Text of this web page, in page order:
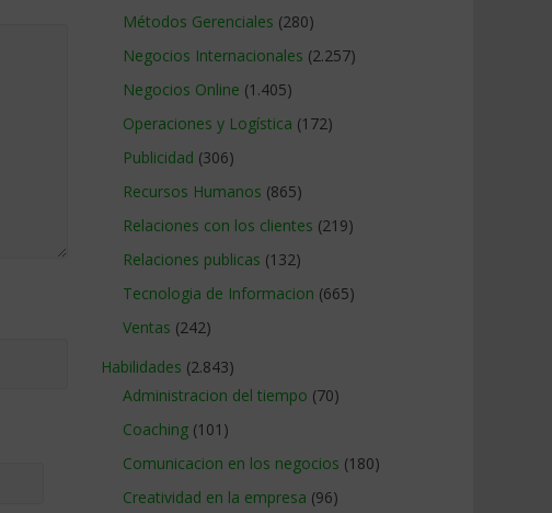
Métodos Gerenciales (280)
Negocios Internacionales (2.257)
Negocios Online (1.405)
Operaciones y Logística (172)
Publicidad (306)
Recursos Humanos (865)
Relaciones con los clientes (219)
Relaciones publicas (132)
Tecnologia de Informacion (665)
Ventas (242)
Habilidades (2.843)
Administracion del tiempo (70)
Coaching (101)
Comunicacion en los negocios (180)
Creatividad en la empresa (96)